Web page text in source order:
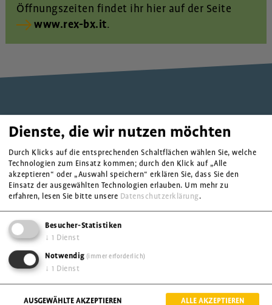
Öffnungszeiten findet ihr hier auf der Seite
www.rex-bx.it.
OEW-Organisation für Eine solidarische Welt
Vintlerstraße 34
Jakob-Steiner-Haus
39042 Brixen
Öffnungszeiten
Mo - Fr: 9 - 12.30 Uhr
Mo + Mi: 14 - 17 Uhr
Dienste, die wir nutzen möchten
Durch Klicks auf die entsprechenden Schaltflächen wählen Sie, welche
Technologien zum Einsatz kommen; durch den Klick auf „Alle
akzeptieren“ oder „Auswahl speichern“ erklären Sie, dass Sie den
Einsatz der ausgewählten Technologien erlauben. Um mehr zu
erfahren, lesen Sie bitte unsere Datenschutzerklärung.
Besucher-Statistiken
↓ 1 Dienst
Notwendig (immer erforderlich)
↓ 1 Dienst
AUSGEWÄHLTE AKZEPTIEREN ALLE AKZEPTIEREN